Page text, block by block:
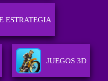
ESTRATEGIA
JUEGOS 3D